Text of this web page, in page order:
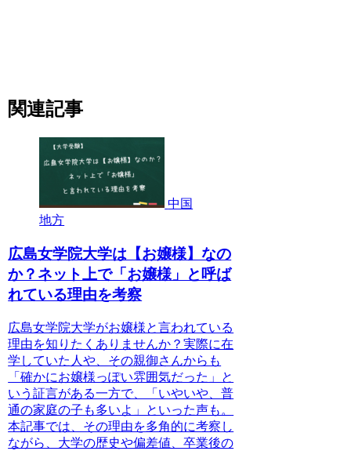
関連記事
中国
地方
広島女学院大学は【お嬢様】なの
か？ネット上で「お嬢様」と呼ば
れている理由を考察
広島女学院大学がお嬢様と言われている
理由を知りたくありませんか？実際に在
学していた人や、その親御さんからも
「確かにお嬢様っぽい雰囲気だった」と
いう証言がある一方で、「いやいや、普
通の家庭の子も多いよ」といった声も。
本記事では、その理由を多角的に考察し
ながら、大学の歴史や偏差値、卒業後の